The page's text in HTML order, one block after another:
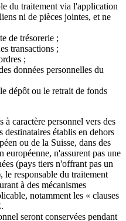
du traitement via l'application
ni de pièces jointes, et ne
de trésorerie ;
transactions ;
;
données personnelles du
dépôt ou le retrait de fonds
à caractère personnel vers des
destinataires établis en dehors
ou de la Suisse, dans des
n'assurent pas une
(pays tiers n'offrant pas un
le responsable du traitement
à des mécanismes
notamment les « clauses
seront conservées pendant